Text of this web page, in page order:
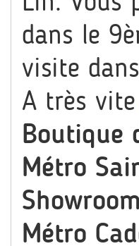
dans le
visite
A très vite
Boutique
Métro
Métro